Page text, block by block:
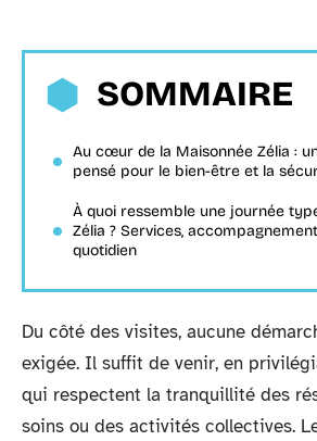
SOMMAIRE
Au cœur de la Maisonnée Zélia :
pensé pour le bien-être et la
À quoi ressemble une journée
Zélia ? Services,
quotidien
Du côté des visites, aucune
exigée. Il suffit de venir, en
qui respectent la tranquillité des
soins ou des activités collectives.